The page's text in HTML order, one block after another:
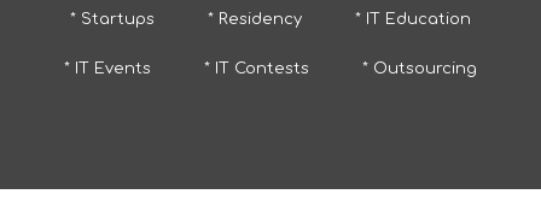
* Startups * Residency * IT Education
* IT Events * IT Contests * Outsourcing